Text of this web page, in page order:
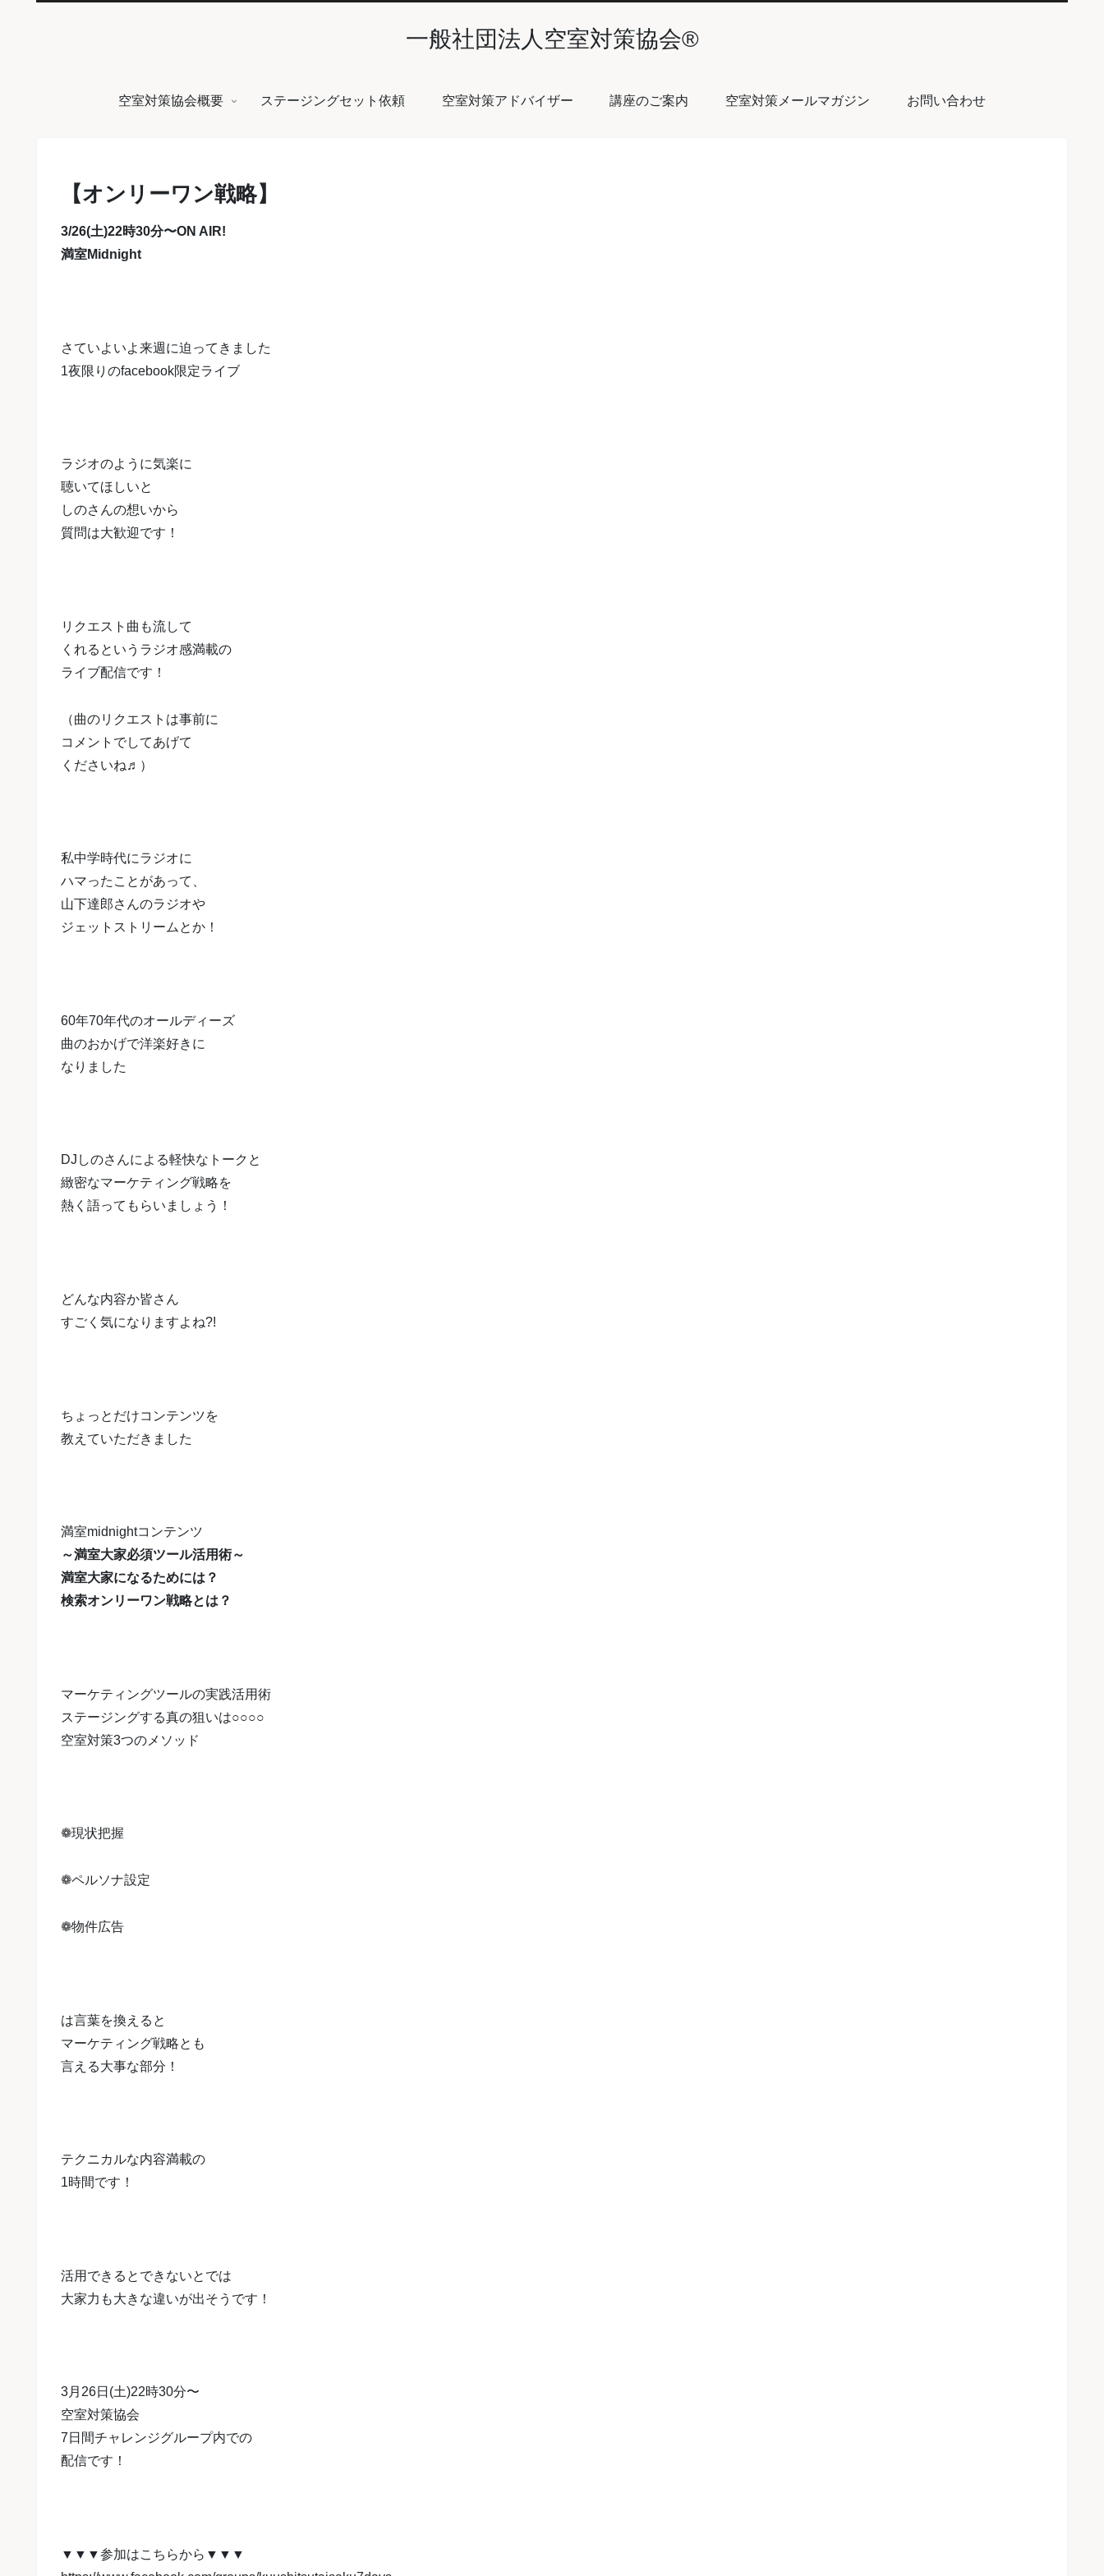
一般社団法人空室対策協会®︎
空室対策協会概要 ステージングセット依頼 空室対策アドバイザー 講座のご案内 空室対策メールマガジン お問い合わせ
【オンリーワン戦略】
3/26(土)22時30分〜ON AIR!
満室Midnight
さていよいよ来週に迫ってきました
1夜限りのfacebook限定ライブ
ラジオのように気楽に
聴いてほしいと
しのさんの想いから
質問は大歓迎です！
リクエスト曲も流して
くれるという ラジオ感満載の
ライブ配信です！
（曲のリクエストは事前に
コメントでしてあげて
くださいね♬）
私中学時代にラジオに
ハマったことがあって、
山下達郎さんのラジオや
ジェットストリームとか！
60年70年代のオールディーズ
曲のおかげで洋楽好きに
なりました
DJしのさんによる軽快なトークと
緻密なマーケティング戦略を
熱く語って もらいましょう！
どんな内容か皆さん
すごく気になりますよね?!
ちょっとだけコンテンツを
教えていただきました
満室midnightコンテンツ
～満室大家必須ツール活用術～
満室大家になるためには？
検索オンリーワン戦略とは？
マーケティングツールの実践活用術
ステージングする真の狙いは○○○○
空室対策3つのメソッド
❁現状把握
❁ペルソナ設定
❁物件広告
は言葉を換えると
マーケティング戦略とも
言える大事な部分！
テクニカルな内容満載の
1時間です！
活用できるとできないとでは
大家力も大きな違いが出そうです！
3月26日(土)22時30分〜
空室対策協会
7日間チャレンジグループ内での
配信です！
▼▼▼参加はこちらから▼▼▼